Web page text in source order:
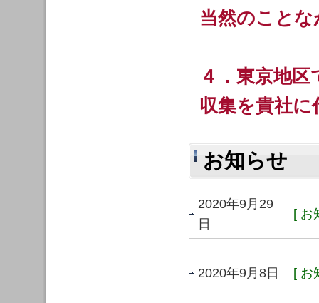
当然のこと
４．東京地
収集を貴社
お知らせ
2020年9月29
日
[ お
2020年9月8日 [ お